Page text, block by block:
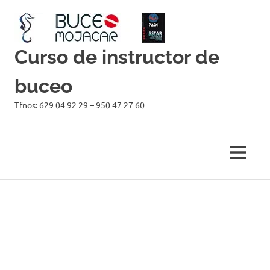
Curso de instructor de
buceo
Tfnos: 629 04 92 29 – 950 47 27 60
MENÚ